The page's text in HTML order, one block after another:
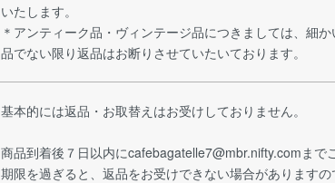
いたします。
＊アンティーク品・ヴィンテージ品につきましては、細
品でない限り返品はお断りさせていたいております。
基本的には返品・お取替えはお受けしておりません。
商品到着後７日以内にcafebagatelle7@mbr.nifty.comまで
期限を過ぎると、返品をお受けできない場合があります